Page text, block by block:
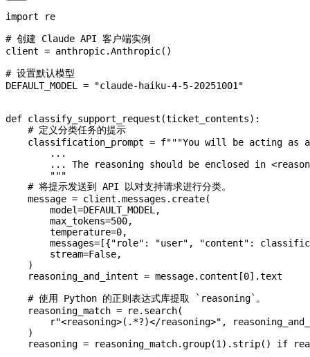
import re
# 创建 Claude API 客户端实例
client = anthropic.Anthropic()
# 设置默认模型
DEFAULT_MODEL
= "claude-haiku-4-5-20251001"
def classify_support_request (ticket_contents):
    # 定义分类任务的提示
    classification_prompt
= f"""You will be acting as
        ...
... The reasoning should be enclosed in
        """
    # 将提示发送到 API 以对支持请求进行分类。
    message
= client.messages.create(
        model
=DEFAULT_MODEL ,
        max_tokens
=500,
        temperature
=0,
        messages
= [{"role" : "user" , "content" :
        stream
=False,
    )
    reasoning_and_intent
= message.content[0].text
    # 使用 Python 的正则表达式库提取 `reasoning`。
    reasoning_match
= re.search(
        r
"<reasoning>( . *?)</reasoning>" ,
    )
    reasoning
= reasoning_match.group(1 ).strip() if